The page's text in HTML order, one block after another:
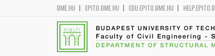
BME.HU EPITO.BME.HU EDU.EPITO.BME.HU
BUDAPEST UNIVERSITY OF
Faculty of Civil Engineering -
DEPARTMENT OF STRUCTURAL